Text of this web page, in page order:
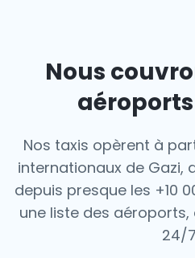
Nous
Nos taxis opèrent à
internationaux de Gazi,
depuis presque les +10
une liste des aéroports,
24/